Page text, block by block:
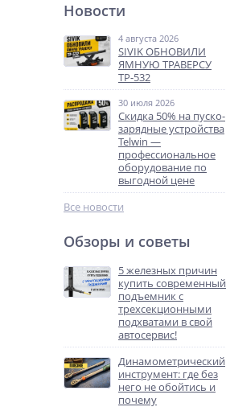
Новости
4 августа 2026
SIVIK ОБНОВИЛИ
ЯМНУЮ ТРАВЕРСУ
ТР-532
30 июля 2026
Скидка 50% на пуско-
зарядные устройства
Telwin —
профессиональное
оборудование по
выгодной цене
Все новости
Обзоры и советы
5 железных причин
купить современный
подъемник с
трехсекционными
подхватами в свой
автосервис!
Динамометрический
инструмент: где без
него не обойтись и
почему